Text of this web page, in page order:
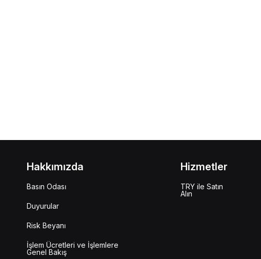
Hakkımızda
Basın Odası
Duyurular
Risk Beyanı
İşlem Ücretleri ve İşlemlere
Genel Bakış
Hizmetler
TRY ile Satın
Alın